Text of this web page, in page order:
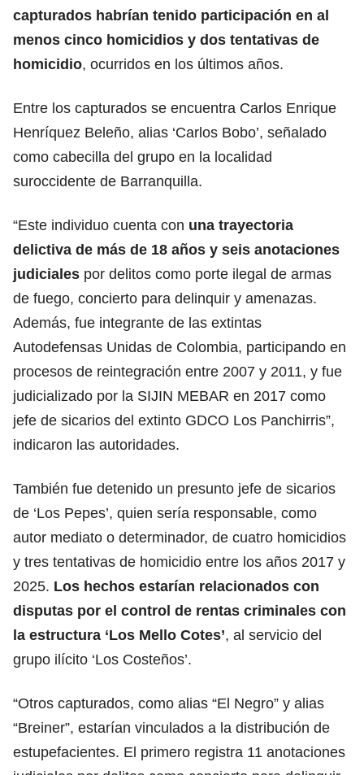
capturados habrían tenido participación en al
menos cinco homicidios y dos tentativas de
homicidio, ocurridos en los últimos años.
Entre los capturados se encuentra Carlos Enrique
Henríquez Beleño, alias ‘Carlos Bobo’, señalado
como cabecilla del grupo en la localidad
suroccidente de Barranquilla.
“Este individuo cuenta con una trayectoria
delictiva de más de 18 años y seis anotaciones
judiciales por delitos como porte ilegal de armas
de fuego, concierto para delinquir y amenazas.
Además, fue integrante de las extintas
Autodefensas Unidas de Colombia, participando en
procesos de reintegración entre 2007 y 2011, y fue
judicializado por la SIJIN MEBAR en 2017 como
jefe de sicarios del extinto GDCO Los Panchirris”,
indicaron las autoridades.
También fue detenido un presunto jefe de sicarios
de ‘Los Pepes’, quien sería responsable, como
autor mediato o determinador, de cuatro homicidios
y tres tentativas de homicidio entre los años 2017 y
2025. Los hechos estarían relacionados con
disputas por el control de rentas criminales con
la estructura ‘Los Mello Cotes’, al servicio del
grupo ilícito ‘Los Costeños’.
“Otros capturados, como alias “El Negro” y alias
“Breiner”, estarían vinculados a la distribución de
estupefacientes. El primero registra 11 anotaciones